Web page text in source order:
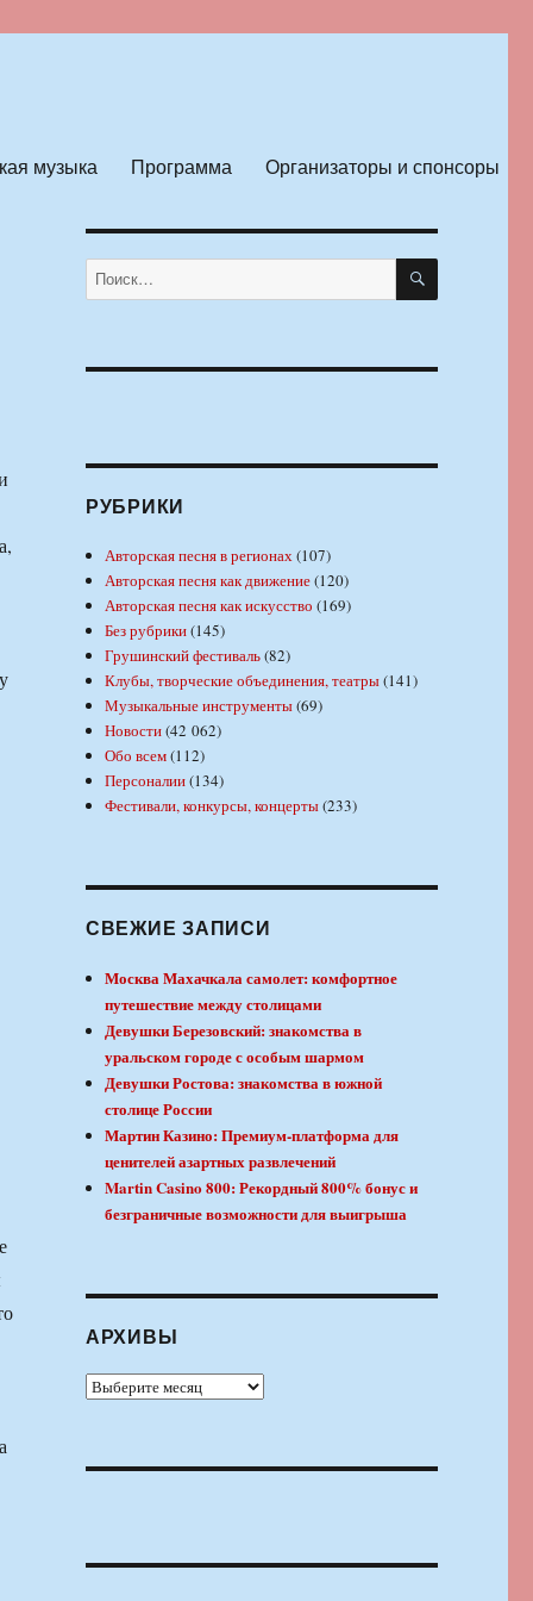
музыка Программа Организаторы и спонсоры
Искать: ПОИСК
РУБРИКИ
Авторская песня в регионах(107)
Авторская песня как движение(120)
Авторская песня как искусство (169)
Без рубрики(145)
Грушинский фестиваль(82)
Клубы, творческие объединения, театры(141)
Музыкальные инструменты(69)
Новости(42 062)
Обо всем(112)
Персоналии(134)
Фестивали, конкурсы, концерты(233)
СВЕЖИЕ ЗАПИСИ
Москва Махачкала самолет: комфортное
путешествие между столицами
Девушки Березовский: знакомства в
уральском городе с особым шармом
Девушки Ростова: знакомства в южной
столице России
Мартин Казино: Премиум-платформа для
ценителей азартных развлечений
Martin Casino 800: Рекордный 800% бонус и
безграничные возможности для выигрыша
АРХИВЫ
Архивы